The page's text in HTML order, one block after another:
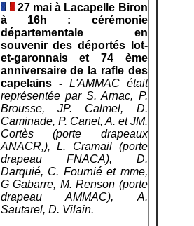
27 mai à Lacapelle Biron
à 16h : cérémonie
départementale en
souvenir des déportés lot-
et-garonnais et 74 ème
anniversaire de la rafle des
capelains - L'AMMAC était
représentée par S. Arnac, P.
Brousse, JP. Calmel, D.
Caminade, P. Canet, A. et JM.
Cortès (porte drapeaux
ANACR,), L. Cramail (porte
drapeau FNACA), D.
Darquié, C. Fournié et mme,
G Gabarre, M. Renson (porte
drapeau AMMAC), A.
Sautarel, D. Vilain.